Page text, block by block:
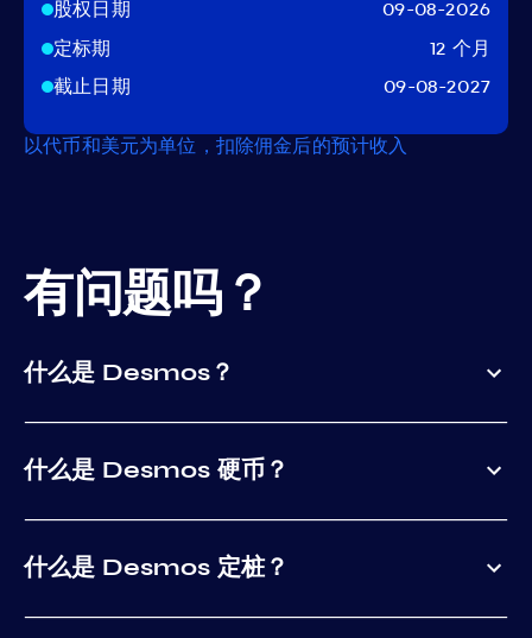
股权日期
09-08-2026
定标期
12 个月
截止日期
09-08-2027
以代币和美元为单位，扣除佣金后的预计收入
有问题吗？
什么是 Desmos？
什么是 Desmos 硬币？
什么是 Desmos 定桩？